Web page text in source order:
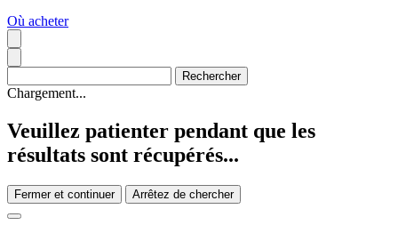
Où acheter
Chargement...
Veuillez patienter pendant que les
résultats sont récupérés...
Fermer et continuer Arrêtez de chercher